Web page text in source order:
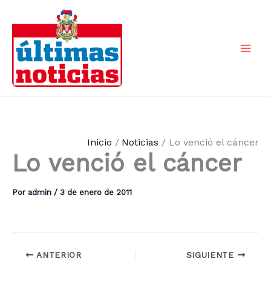
contenido
Inicio Noticias Lo venció el cáncer
Lo venció el cáncer
Por admin / 3 de enero de 2011
ANTERIOR SIGUIENTE